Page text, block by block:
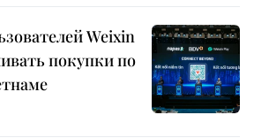
Weixin
покупки по